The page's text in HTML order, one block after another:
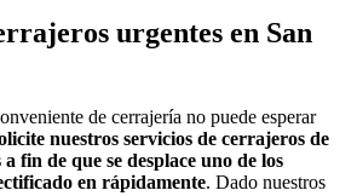
urgentes en San
de cerrajería no puede esperar
nuestros servicios de cerrajeros de
fin de que se desplace uno de los
en rápidamente. Dado nuestros